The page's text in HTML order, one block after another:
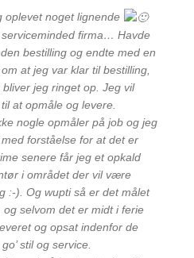
oplevet noget lignende
firma… Havde
bestilling og endte med en
at jeg var klar til bestilling,
jeg ringet op. Jeg vil
at opmåle og levere.
nogle opmåler på job og jeg
forståelse for at det er
senere får jeg et opkald
i området der vil være
:-). Og wupti så er det målet
selvom det er midt i ferie
og opsat indenfor de
stil og service.